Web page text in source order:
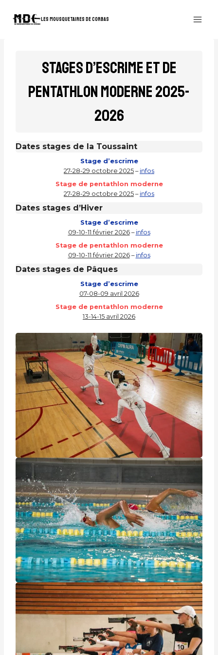
LES MOUSQUETAIRES DE CORBAS
STAGES D’ESCRIME ET DE
PENTATHLON MODERNE 2025-
2026
Dates stages de la Toussaint
Stage d’escrime
27-28-29 octobre 2025 – infos
Stage de pentathlon moderne
27-28-29 octobre 2025 – infos
Dates stages d’Hiver
Stage d’escrime
09-10-11 février 2026– infos
Stage de pentathlon moderne
09-10-11 février 2026– infos
Dates stages de Pâques
Stage d’escrime
07-08-09 avril 2026
Stage de pentathlon moderne
13-14-15 avril 2026